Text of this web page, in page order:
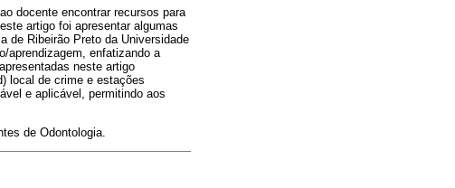
docente encontrar recursos para
artigo foi apresentar algumas
de Ribeirão Preto da Universidade
aprendizagem, enfatizando a
neste artigo
local de crime e estações
e aplicável, permitindo aos
de Odontologia.